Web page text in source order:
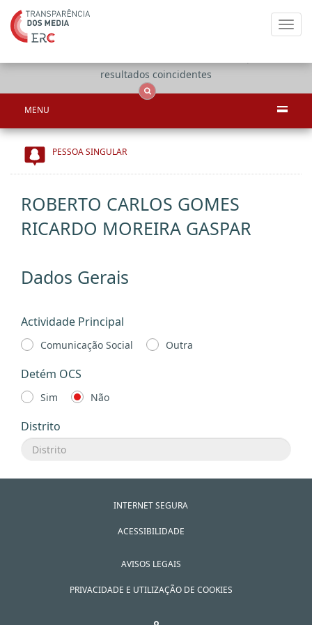
resultados coincidentes
MENU
PESSOA SINGULAR
ROBERTO CARLOS GOMES
RICARDO MOREIRA GASPAR
Dados Gerais
Actividade Principal
Comunicação Social Outra
Detém OCS
Sim Não
Distrito
INTERNET SEGURA
ACESSIBILIDADE
AVISOS LEGAIS
PRIVACIDADE E UTILIZAÇÃO DE COOKIES